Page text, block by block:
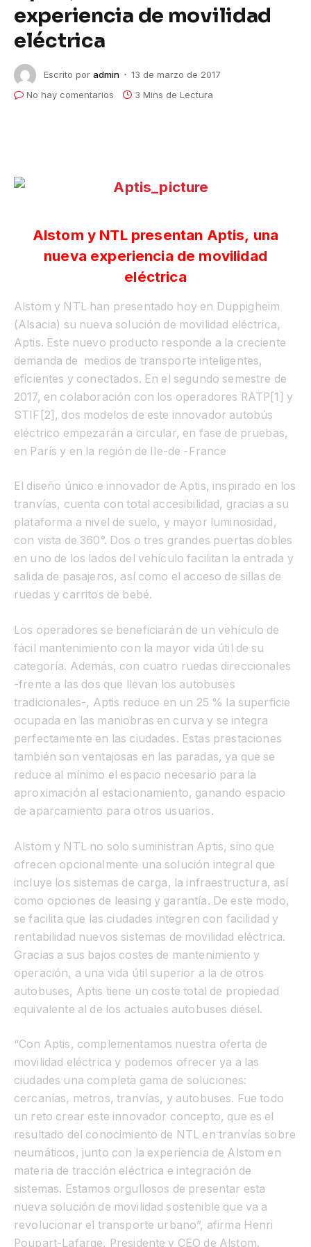
experiencia de movilidad
eléctrica
Escrito por admin
13 de marzo de 2017
No hay comentarios
3 Mins de Lectura
Alstom y NTL presentan Aptis, una
nueva experiencia de movilidad
eléctrica
Alstom y NTL han presentado hoy en Duppigheim
(Alsacia) su nueva solución de movilidad eléctrica,
Aptis. Este nuevo producto responde a la creciente
demanda de medios de transporte inteligentes,
eficientes y conectados. En el segundo semestre de
2017, en colaboración con los operadores RATP [1] y
STIF [2] , dos modelos de este innovador autobús
eléctrico empezarán a circular, en fase de pruebas,
en París y en la región de Ile-de -France
El diseño único e innovador de Aptis, inspirado en los
tranvías, cuenta con total accesibilidad, gracias a su
plataforma a nivel de suelo, y mayor luminosidad,
con vista de 360°. Dos o tres grandes puertas dobles
en uno de los lados del vehículo facilitan la entrada y
salida de pasajeros, así como el acceso de sillas de
ruedas y carritos de bebé.
Los operadores se beneficiarán de un vehículo de
fácil mantenimiento con la mayor vida útil de su
categoría. Además, con cuatro ruedas direccionales
-frente a las dos que llevan los autobuses
tradicionales-, Aptis reduce en un 25 % la superficie
ocupada en las maniobras en curva y se integra
perfectamente en las ciudades. Estas prestaciones
también son ventajosas en las paradas, ya que se
reduce al mínimo el espacio necesario para la
aproximación al estacionamiento, ganando espacio
de aparcamiento para otros usuarios.
Alstom y NTL no solo suministran Aptis, sino que
ofrecen opcionalmente una solución integral que
incluye los sistemas de carga, la infraestructura, así
como opciones de leasing y garantía. De este modo,
se facilita que las ciudades integren con facilidad y
rentabilidad nuevos sistemas de movilidad eléctrica.
Gracias a sus bajos costes de mantenimiento y
operación, a una vida útil superior a la de otros
autobuses, Aptis tiene un coste total de propiedad
equivalente al de los actuales autobuses diésel.
“Con Aptis, complementamos nuestra oferta de
movilidad eléctrica y podemos ofrecer ya a las
ciudades una completa gama de soluciones:
cercanías, metros, tranvías, y autobuses. Fue todo
un reto crear este innovador concepto, que es el
resultado del conocimiento de NTL en tranvías sobre
neumáticos, junto con la experiencia de Alstom en
materia de tracción eléctrica e integración de
sistemas. Estamos orgullosos de presentar esta
nueva solución de movilidad sostenible que va a
revolucionar el transporte urbano”, afirma Henri
Poupart-Lafarge, Presidente y CEO de Alstom.